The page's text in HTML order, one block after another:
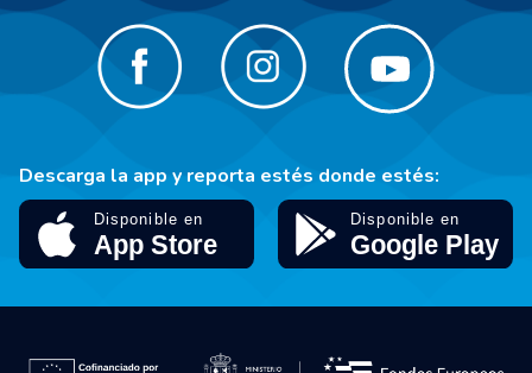
Descarga la app y reporta estés donde estés: